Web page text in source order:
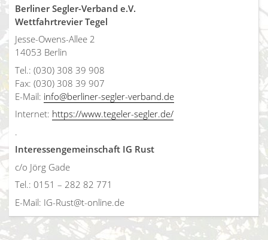
Berliner Segler-Verband e.V.
Wettfahrtrevier Tegel
Jesse-Owens-Allee 2
14053 Berlin
Tel.: (030) 308 39 908
Fax: (030) 308 39 907
E-Mail: info@berliner-segler-verband.de
Internet: https://www.tegeler-segler.de/
.
Interessengemeinschaft IG Rust
c/o Jörg Gade
Tel.: 0151 – 282 82 771
E-Mail: IG-Rust@t-online.de